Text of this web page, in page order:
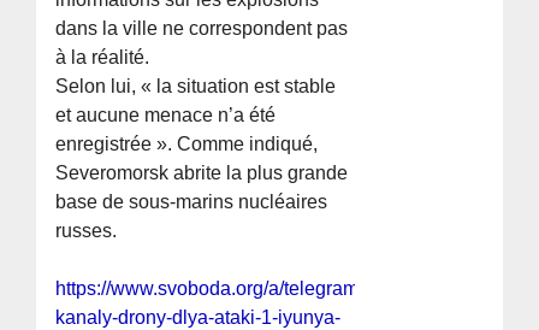
dans la ville ne correspondent pas
à la réalité.
Selon lui, « la situation est stable
et aucune menace n’a été
enregistrée ». Comme indiqué,
Severomorsk abrite la plus grande
base de sous-marins nucléaires
russes.
https://www.svoboda.org/a/telegram-
kanaly-drony-dlya-ataki-1-iyunya-